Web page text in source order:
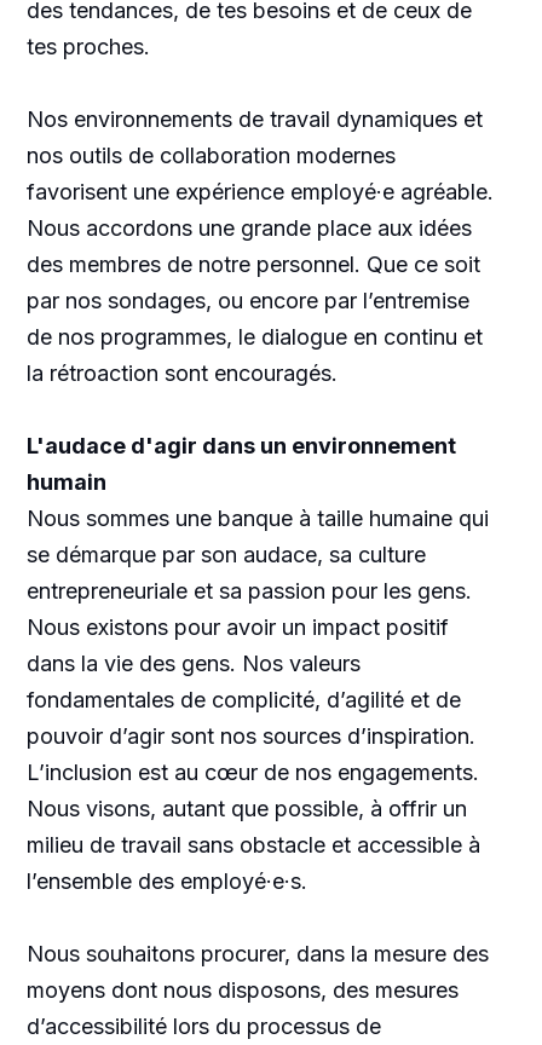
des tendances, de tes besoins et de ceux de
tes proches.
Nos environnements de travail dynamiques et
nos outils de collaboration modernes
favorisent une expérience employé·e agréable.
Nous accordons une grande place aux idées
des membres de notre personnel. Que ce soit
par nos sondages, ou encore par l’entremise
de nos programmes, le dialogue en continu et
la rétroaction sont encouragés.
L'audace d'agir dans un environnement
humain
Nous sommes une banque à taille humaine qui
se démarque par son audace, sa culture
entrepreneuriale et sa passion pour les gens.
Nous existons pour avoir un impact positif
dans la vie des gens. Nos valeurs
fondamentales de complicité, d’agilité et de
pouvoir d’agir sont nos sources d’inspiration.
L’inclusion est au cœur de nos engagements.
Nous visons, autant que possible, à offrir un
milieu de travail sans obstacle et accessible à
l’ensemble des employé·e·s.
Nous souhaitons procurer, dans la mesure des
moyens dont nous disposons, des mesures
d’accessibilité lors du processus de